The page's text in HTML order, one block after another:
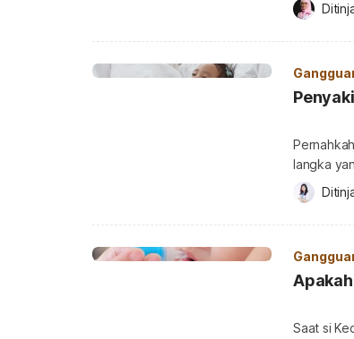
lengkapnya. Apa itu BBLR? Berat badan lahir rendah (BBLR)
ketika
langka
orangtua
memiliki
pada
Saat si